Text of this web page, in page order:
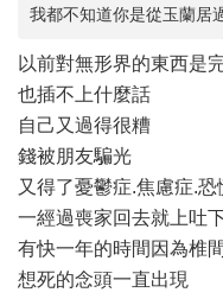
我都不知道你是從玉蘭居
以前對無形界的東西是
也插不上什麼話
自己又過得很糟
錢被朋友騙光
又得了憂鬱症.焦慮症.恐
一經過喪家回去就上吐
有快一年的時間因為椎
想死的念頭一直出現